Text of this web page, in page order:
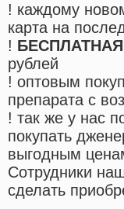
! каждому
карта на
!
рублей
! оптовым
препарата с
! так же у нас
покупать
выгодным
Cотрудники
сделать